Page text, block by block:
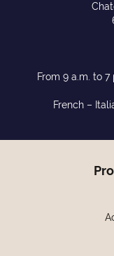
From 9 a.m. to
French –